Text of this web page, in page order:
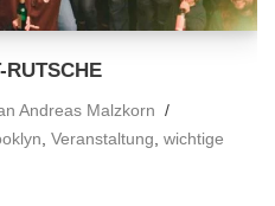
RUTSCHE
Andreas Malzkorn
, Veranstaltung, wichtige